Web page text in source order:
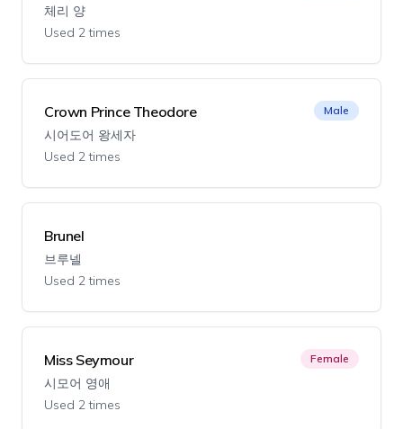
체리 양
Used 2 times
Crown Prince Theodore
시어도어 왕세자
Used 2 times
Male
Brunel
브루넬
Used 2 times
Miss Seymour
시모어 영애
Used 2 times
Female